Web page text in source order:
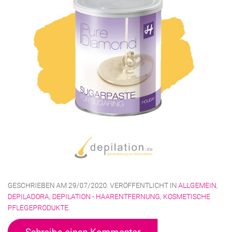
GESCHRIEBEN AM 29/07/2020 . VERÖFFENTLICHT IN ALLGEMEIN,
DEPILADORA, DEPILATION - HAARENTFERNUNG, KOSMETISCHE
PFLEGEPRODUKTE